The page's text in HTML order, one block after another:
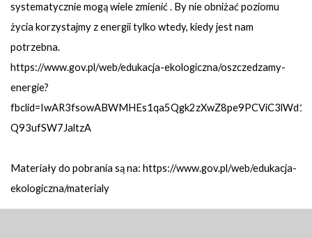
systematycznie mogą wiele zmienić . By nie obniżać poziomu
życia korzystajmy z energii tylko wtedy, kiedy jest nam
potrzebna.
https://www.gov.pl/web/edukacja-ekologiczna/oszczedzamy-
energie?
Q93ufSW7JaltzA
Materiały do pobrania są na: https://www.gov.pl/web/edukacja-
ekologiczna/materialy